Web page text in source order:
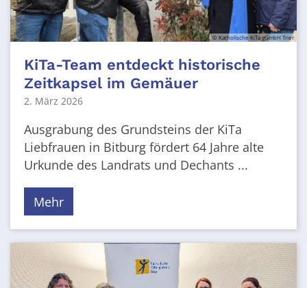
© Katholische KiTa gGmbH Trier
KiTa-Team entdeckt historische
Zeitkapsel im Gemäuer
2. März 2026
Ausgrabung des Grundsteins der KiTa
Liebfrauen in Bitburg fördert 64 Jahre alte
Urkunde des Landrats und Dechants ...
Mehr